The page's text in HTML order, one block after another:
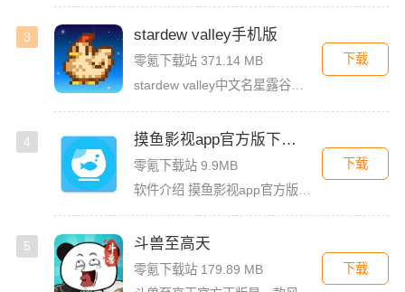
3 stardew valley手机版
零氪下载站 371.14 MB
下载
4 摸鱼影视app官方版下载安装
零氪下载站 9.9MB
下载
5 斗兽至高天
零氪下载站 179.89 MB
下载